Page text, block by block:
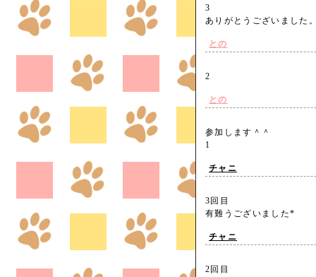
3
ありがとうございまし
との
2
との
参加します＾＾
1
チャニ
3回目
有難うございました*
チャニ
2回目